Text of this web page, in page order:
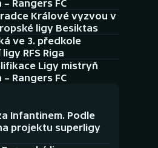
Rangers FC
Králové vyzvou v
ligy Besiktas
ve 3. předkole
RFS Riga
Ligy mistryň
Rangers FC
Infantinem. Podle
projektu superligy